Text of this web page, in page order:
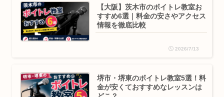
【大阪】茨木市のボイトレ教室お
すすめ6選｜料金の安さやアクセス
情報を徹底比較
2026/7/13
堺市・堺東のボイトレ教室5選！料
金が安くておすすめなレッスンは